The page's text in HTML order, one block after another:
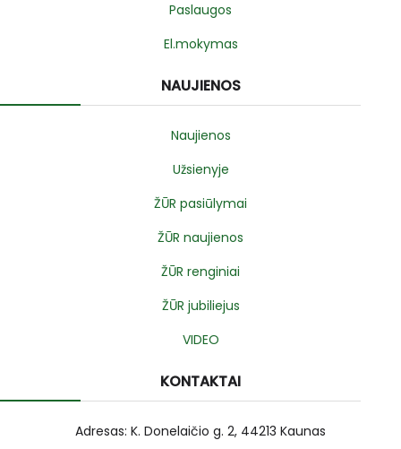
Paslaugos
El.mokymas
NAUJIENOS
Naujienos
Užsienyje
ŽŪR pasiūlymai
ŽŪR naujienos
ŽŪR renginiai
ŽŪR jubiliejus
VIDEO
KONTAKTAI
Adresas: K. Donelaičio g. 2, 44213 Kaunas